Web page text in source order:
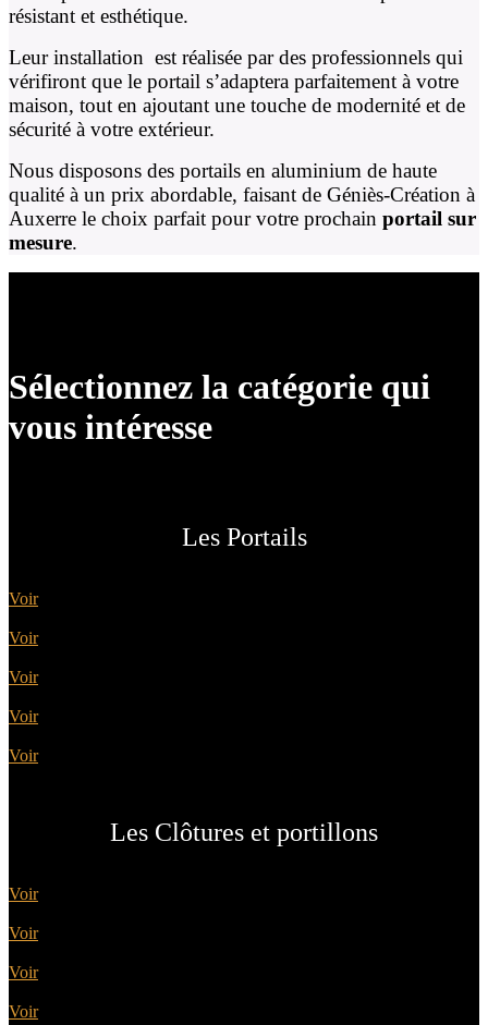
résistant et esthétique.
Leur installation est réalisée par des professionnels qui
vérifiront que le portail s’adaptera parfaitement à votre
maison, tout en ajoutant une touche de modernité et de
sécurité à votre extérieur.
Nous disposons des portails en aluminium de haute
qualité à un prix abordable, faisant de Géniès-Création à
Auxerre le choix parfait pour votre prochain portail sur
mesure.
Sélectionnez la catégorie qui
vous intéresse
Les Portails
Voir
Voir
Voir
Voir
Voir
Les Clôtures et portillons
Voir
Voir
Voir
Voir